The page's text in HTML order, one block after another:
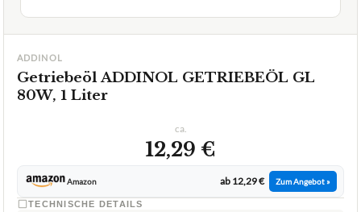
ADDINOL
Getriebeöl ADDINOL GETRIEBEÖL GL
80W, 1 Liter
ca.
12,29 €
Amazon ab 12,29 € Zum Angebot »
TECHNISCHE DETAILS